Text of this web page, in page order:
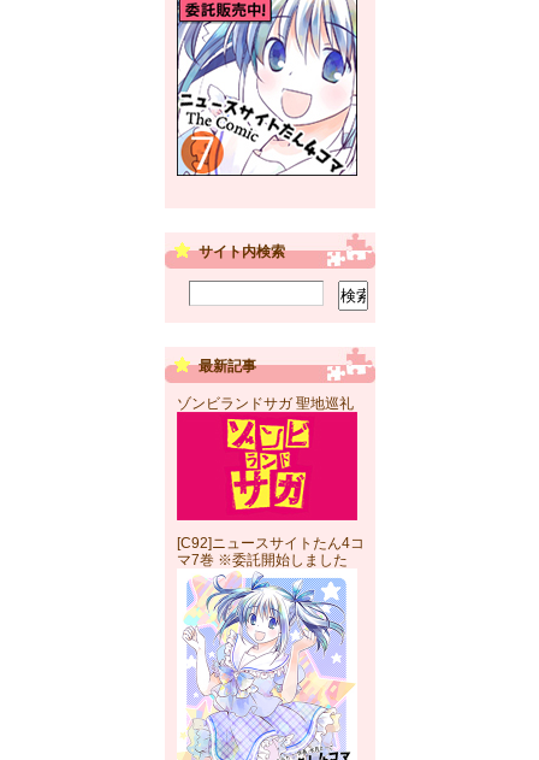
サイト内検索
最新記事
ゾンビランドサガ 聖地巡礼
[C92]ニュースサイトたん4コ
マ7巻 ※委託開始しました